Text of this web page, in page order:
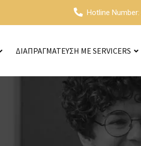
Hotline Number:
ΔΙΑΠΡΑΓΜΑΤΕΥΣΗ ΜΕ SERVICERS